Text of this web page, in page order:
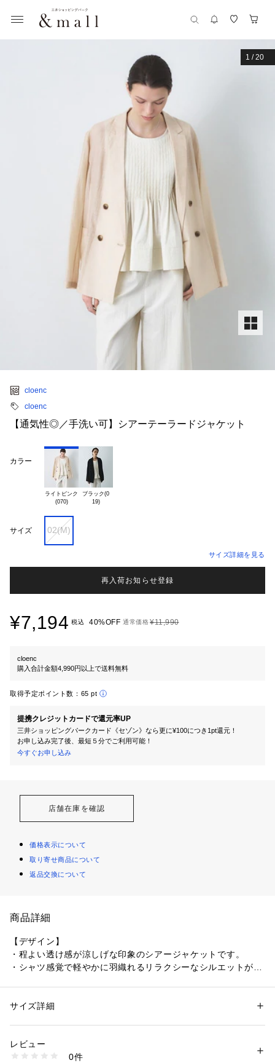
1 /20
cloenc
cloenc
【通気性◎／手洗い可】シアーテーラードジャケット
カラー
ライトピンク
(070)
ブラック(0
19)
サイズ 02(M)
サイズ詳細を見る
再入荷お知らせ登録
¥7,194 税込 40%OFF 通常価格¥11,990
cloenc
購入合計金額4,990円以上で送料無料
取得予定ポイント数： 65 pt
提携クレジットカードで還元率UP
三井ショッピングパークカード《セゾン》なら更に¥100につき1pt還元！
お申し込み完了後、最短５分でご利用可能！
今すぐお申し込み
店舗在庫を確認
価格表示について
取り寄せ商品について
返品交換について
商品詳細
【デザイン】
・程よい透け感が涼しげな印象のシアージャケットです。
・シャツ感覚で軽やかに羽織れるリラクシーなシルエットが魅
きちんと感も兼ね備えたデザインです。
・カジュアルからキレイめまで幅広くマッチする着回し力の高
性別：レディース
素材：再生繊維（セルロース）55％ アセテート23％ ポリエステル22％
商品番号：
R91-45006 （ショップ）
サイズ詳細
レビュー
0件